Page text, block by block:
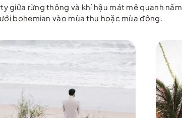
giữa rừng thông và khí hậu mát mẻ quanh năm.
bohemian vào mùa thu hoặc mùa đông.